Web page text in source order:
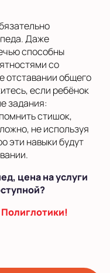
Даже
способны
со
отставании общего
если ребёнок
задания:
стишок,
не используя
эти навыки будут
цена на услуги